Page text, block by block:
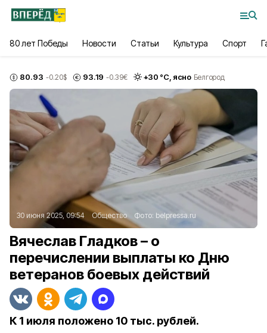
80 лет Победы Новости Статьи Культура Спорт
80.93 -0.20$ 93.19 -0.39€ +30 °С, ясно Белгород
30 июня 2025, 09:54 Общество Фото: belpressa.ru
Вячеслав Гладков – о
перечислении выплаты ко Дню
ветеранов боевых действий
К 1 июля положено 10 тыс. рублей.